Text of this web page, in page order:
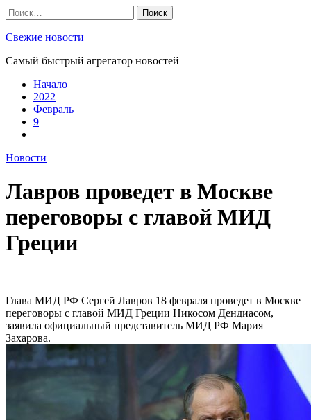
Skip
to
content
Найти:
Свежие новости
Самый быстрый агрегатор новостей
Начало
2022
Февраль
9
Новости
Лавров проведет в Москве
переговоры с главой МИД
Греции
Глава МИД РФ Сергей Лавров 18 февраля проведет в Москве
переговоры с главой МИД Греции Никосом Дендиасом,
заявила официальный представитель МИД РФ Мария
Захарова.